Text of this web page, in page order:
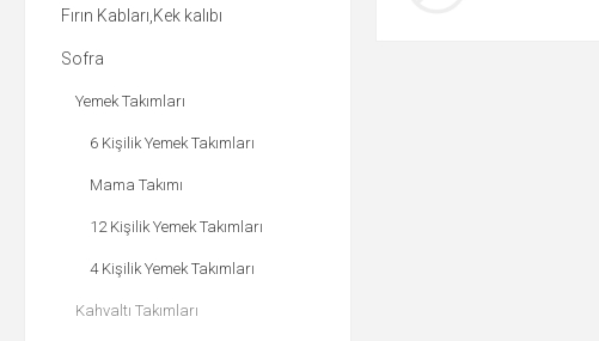
Fırın Kabları,Kek kalıbı
Sofra
Yemek Takımları
6 Kişilik Yemek Takımları
Mama Takımı
12 Kişilik Yemek Takımları
4 Kişilik Yemek Takımları
Kahvaltı Takımları